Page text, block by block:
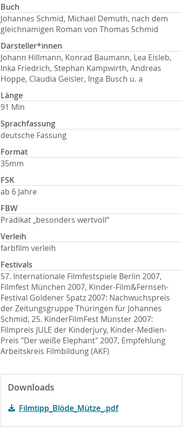
Buch
Johannes Schmid, Michael Demuth, nach dem
gleichnamigen Roman von Thomas Schmid
Darsteller*innen
Johann Hillmann, Konrad Baumann, Lea Eisleb,
Inka Friedrich, Stephan Kampwirth, Andreas
Hoppe, Claudia Geisler, Inga Busch u. a
Länge
91 Min
Sprachfassung
deutsche Fassung
Format
35mm
FSK
ab 6 Jahre
FBW
Prädikat „besonders wertvoll“
Verleih
farbfilm verleih
Festivals
57. Internationale Filmfestspiele Berlin 2007,
Filmfest München 2007, Kinder-Film&Fernseh-
Festival Goldener Spatz 2007: Nachwuchspreis
der Zeitungsgruppe Thüringen für Johannes
Schmid, 25. KinderFilmFest Münster 2007:
Filmpreis JULE der Kinderjury, Kinder-Medien-
Preis "Der weiße Elephant" 2007, Empfehlung
Arbeitskreis Filmbildung (AKF)
Downloads
Filmtipp_Blöde_Mütze_.pdf